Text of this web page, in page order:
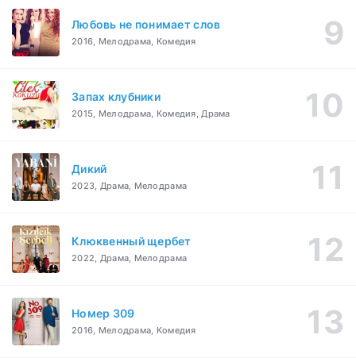
Любовь не понимает слов
2016, Мелодрама, Комедия
Запах клубники
2015, Мелодрама, Комедия, Драма
Дикий
2023, Драма, Мелодрама
Клюквенный щербет
2022, Драма, Мелодрама
Номер 309
2016, Мелодрама, Комедия